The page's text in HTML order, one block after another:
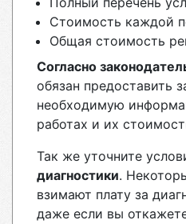
Стоимость каждой
Общая стоимость
Согласно
обязан предоставить
необходимую
работах и их
Так же уточните
диагностики.
взимают плату за
даже если вы